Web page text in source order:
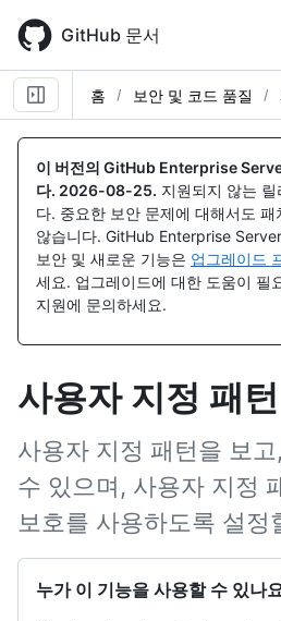
main
content
GitHub 문서
홈 보안 및 코드 품질
이 버전의 GitHub Enterprise
다. 2026-08-25. 지원되지 않는
다. 중요한 보안 문제에 대해서도
않습니다. GitHub Enterprise
보안 및 새로운 기능은 업그레이드
세요. 업그레이드에 대한 도움이 필
지원에 문의하세요.
사용자 지정 패
사용자 지정 패턴을 보
수 있으며, 사용자 지정
보호를 사용하도록 설정
누가 이 기능을 사용할 수 있나